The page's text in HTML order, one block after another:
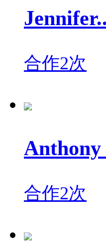
合作2次
Anthony
合作2次